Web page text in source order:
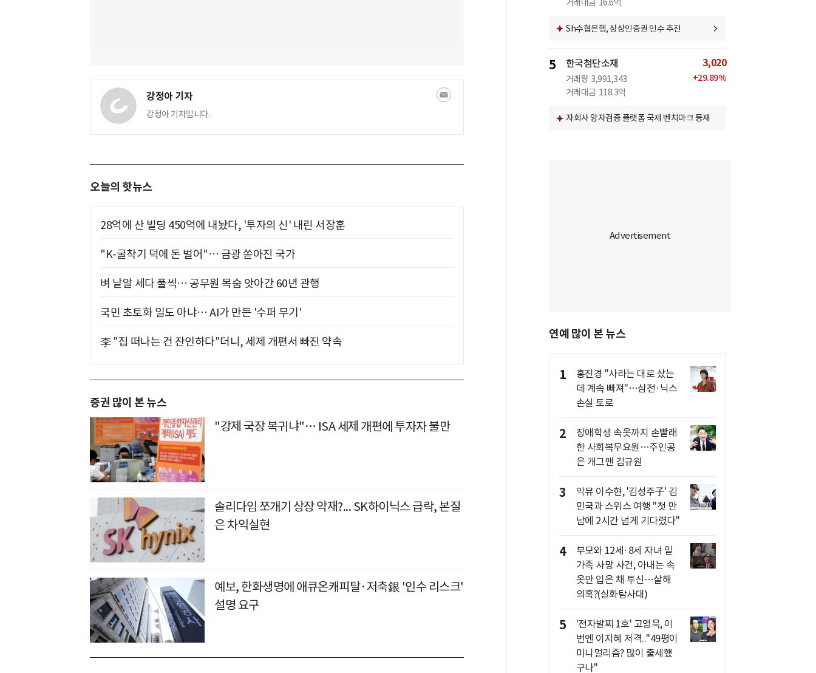
강정아 기자
강정아 기자입니다.
오늘의 핫뉴스
28억에 산 빌딩 450억에 내놨다, '투자의 신' 내린 서장훈
"K-굴착기 덕에 돈 벌어"… 금광 쏟아진 국가
벼 낱알 세다 풀썩… 공무원 목숨 앗아간 60년 관행
국민 초토화 일도 아냐… AI가 만든 '수퍼 무기'
李 "집 떠나는 건 잔인하다"더니, 세제 개편서 빠진 약속
증권 많이 본 뉴스
"강제 국장 복귀냐"… ISA 세제 개편에 투자자 불만
솔리다임 쪼개기 상장 악재?... SK하이닉스 급락, 본질
은 차익실현
예보, 한화생명에 애큐온캐피탈·저축銀 '인수 리스크'
설명 요구
거래대금 16.6억
Sh수협은행, 상상인증권 인수 추진
5 한국첨단소재
거래량 3,991,343
거래대금 118.3억
3,020
+29.89%
자회사 양자검증 플랫폼 국제 벤치마크 등재
연예 많이 본 뉴스
1
홍진경 "사라는 대로 샀는
데 계속 빠져"…삼전·닉스
손실 토로
2
장애학생 속옷까지 손빨래
한 사회복무요원…주인공
은 개그맨 김규원
3
악뮤 이수현, '김성주子' 김
민국과 스위스 여행 "첫 만
남에 2시간 넘게 기다렸다"
4
부모와 12세·8세 자녀 일
가족 사망 사건, 아내는 속
옷만 입은 채 투신…살해
의혹?(실화탐사대)
5
'전자발찌 1호' 고영욱, 이
번엔 이지혜 저격.."49평이
미니멀리즘? 많이 출세했
구나"